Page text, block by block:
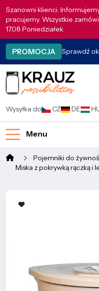
Szanowni klienci.
pracujemy. Wszystkie
17.08 Poniedziałek
PROMOCJA Sprawdź
Wysyłka do CZ DE
Menu
Pojemniki do
Miska z pokrywką rączką i